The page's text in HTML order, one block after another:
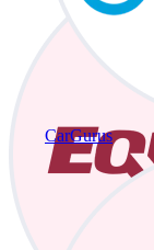
CarGurus